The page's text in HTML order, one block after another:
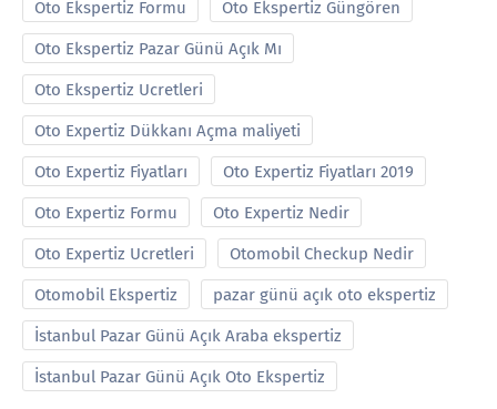
Oto Ekspertiz Formu Oto Ekspertiz Güngören
Oto Ekspertiz Pazar Günü Açık Mı
Oto Ekspertiz Ucretleri
Oto Expertiz Dükkanı Açma maliyeti
Oto Expertiz Fiyatları Oto Expertiz Fiyatları 2019
Oto Expertiz Formu Oto Expertiz Nedir
Oto Expertiz Ucretleri Otomobil Checkup Nedir
Otomobil Ekspertiz pazar günü açık oto ekspertiz
İstanbul Pazar Günü Açık Araba ekspertiz
İstanbul Pazar Günü Açık Oto Ekspertiz